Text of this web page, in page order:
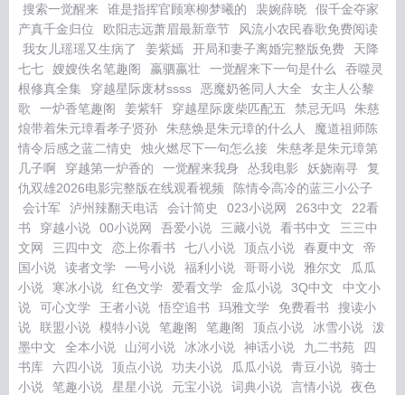
搜索一觉醒来
谁是指挥官顾寒柳梦曦的 裴婉薛晓
假千金夺家
产真千金归位
欧阳志远萧眉最新章节
风流小农民春歌免费阅读
我女儿瑶瑶又生病了
姜紫嫣 开局和妻子离婚完整版免费
天降
七七
嫂嫂佚名笔趣阁 嬴驷嬴壮 一觉醒来下一句是什么
吞噬灵
根修真全集
穿越星际废材ssss 恶魔奶爸同人大全
女主人公黎
歌
一炉香笔趣阁 姜紫轩 穿越星际废柴匹配五 禁忌无吗
朱慈
烺带着朱元璋看孝子贤孙
朱慈焕是朱元璋的什么人
魔道祖师陈
情令后感之蓝二情史
烛火燃尽下一句怎么接
朱慈孝是朱元璋第
几子啊
穿越第一炉香的 一觉醒来我身 怂我电影 妖娆南寻
复
仇双雄2026电影完整版在线观看视频
陈情令高冷的蓝三小公子
会计军
泸州辣翻天电话 会计简史 023小说网 263中文
22看
书
穿越小说 00小说网 吾爱小说 三藏小说 看书中文
三三中
文网
三四中文 恋上你看书 七八小说 顶点小说 春夏中文
帝
国小说
读者文学 一号小说 福利小说 哥哥小说 雅尔文
瓜瓜
小说
寒冰小说 红色文学 爱看文学 金瓜小说 3Q中文
中文小
说
可心文学 王者小说 悟空追书 玛雅文学 免费看书
搜读小
说
联盟小说 模特小说 笔趣阁 笔趣阁 顶点小说 冰雪小说
泼
墨中文
全本小说 山河小说 冰冰小说 神话小说 九二书苑
四
书库
六四小说 顶点小说 功夫小说 瓜瓜小说 青豆小说
骑士
小说
笔趣小说 星星小说 元宝小说 词典小说 言情小说
夜色